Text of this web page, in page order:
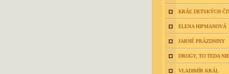
KRÁĽ DETSKÝCH
ELENA HIPMANOVÁ
JARNÉ PRÁZDNINY
DROGY, TO TEDA
VLADIMÍR KRÁL